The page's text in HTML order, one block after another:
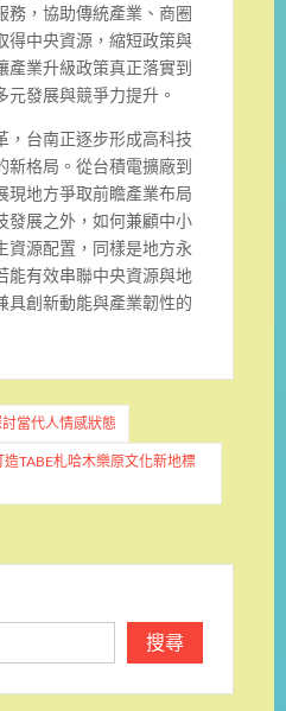
務，協助傳統產業、商圈
得中央資源，縮短政策與
產業升級政策真正落實到
發展與競爭力提升。
，台南正逐步形成高科技
新格局。從台積電擴廠到
現地方爭取前瞻產業布局
發展之外，如何兼顧中小
資源配置，同樣是地方永
能有效串聯中央資源與地
具創新動能與產業韌性的
當代人情感狀態
TABE札哈木樂原文化新地標
搜尋